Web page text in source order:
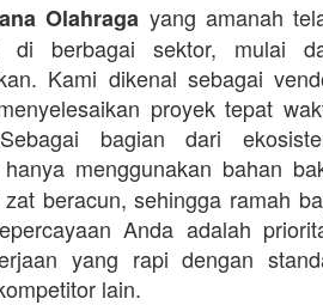
Olahraga yang amanah
di berbagai sektor, mulai
Kami dikenal sebagai
proyek tepat
bagian dari
menggunakan bahan
beracun, sehingga ramah
Anda adalah
yang rapi dengan
lain.